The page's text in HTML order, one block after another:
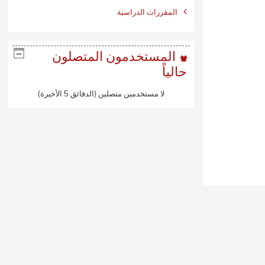
المقررات الدراسية
المستخدمون المتصلون
حالياً
لا مستخدمين متصلين (الدقائق 5 الأخيرة)